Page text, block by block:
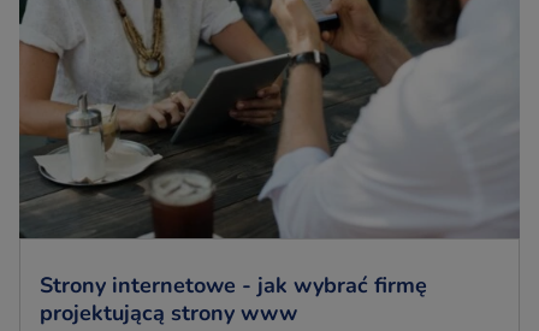
Strony internetowe - jak wybrać firmę
projektującą strony www